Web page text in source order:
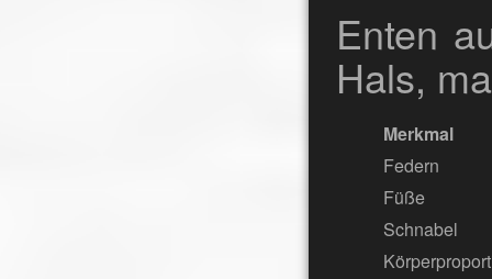
Enten
Hals,
Merkmal
Federn
Füße
Schnabel